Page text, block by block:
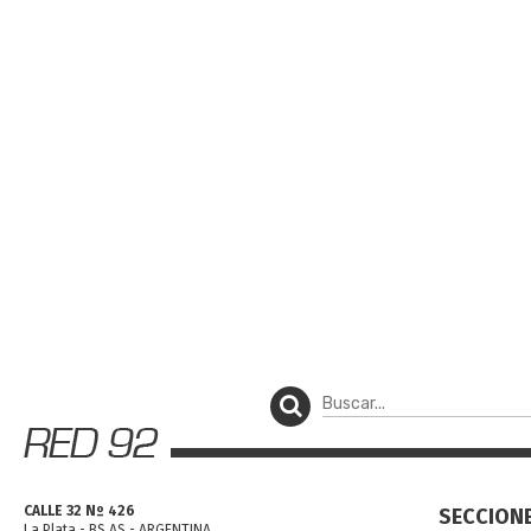
CALLE 32 Nº 426